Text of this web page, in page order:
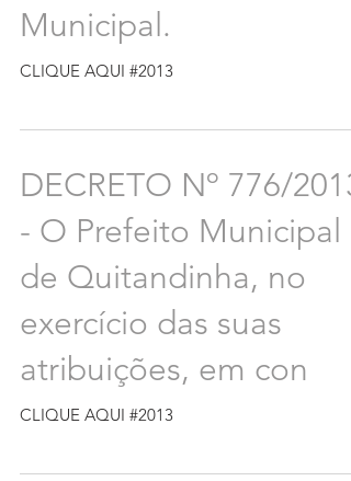
Municipal.
CLIQUE AQUI #2013
DECRETO Nº 776/2013
- O Prefeito Municipal
de Quitandinha, no
exercício das suas
atribuições, em con
CLIQUE AQUI #2013